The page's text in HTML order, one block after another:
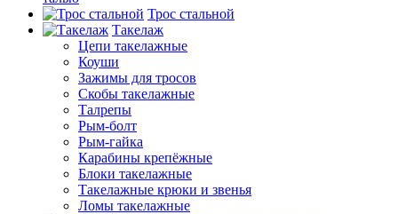
Трос стальной
Такелаж
Цепи такелажные
Коуши
Зажимы для тросов
Скобы такелажные
Талрепы
Рым-болт
Рым-гайка
Карабины крепёжные
Блоки такелажные
Такелажные крюки и звенья
Ломы такелажные